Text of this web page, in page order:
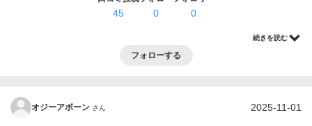
45 0 0
続きを読む
フォローする
オジーアボーン さん 2025-11-01